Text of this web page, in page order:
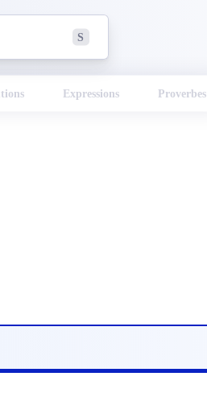
S
Expressions Proverbes